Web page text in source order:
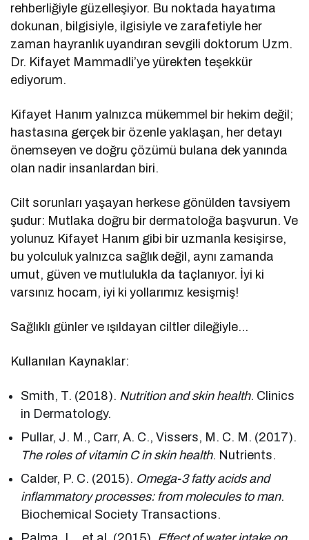
rehberliğiyle güzelleşiyor. Bu noktada hayatıma
dokunan, bilgisiyle, ilgisiyle ve zarafetiyle her
zaman hayranlık uyandıran sevgili doktorum Uzm.
Dr. Kifayet Mammadli’ye yürekten teşekkür
ediyorum.
Kifayet Hanım yalnızca mükemmel bir hekim değil;
hastasına gerçek bir özenle yaklaşan, her detayı
önemseyen ve doğru çözümü bulana dek yanında
olan nadir insanlardan biri.
Cilt sorunları yaşayan herkese gönülden tavsiyem
şudur: Mutlaka doğru bir dermatoloğa başvurun. Ve
yolunuz Kifayet Hanım gibi bir uzmanla kesişirse,
bu yolculuk yalnızca sağlık değil, aynı zamanda
umut, güven ve mutlulukla da taçlanıyor. İyi ki
varsınız hocam, iyi ki yollarımız kesişmiş!
Sağlıklı günler ve ışıldayan ciltler dileğiyle…
Kullanılan Kaynaklar:
Smith, T. (2018). Nutrition and skin health. Clinics
in Dermatology.
Pullar, J. M., Carr, A. C., Vissers, M. C. M. (2017).
The roles of vitamin C in skin health. Nutrients.
Calder, P. C. (2015). Omega-3 fatty acids and
inflammatory processes: from molecules to man.
Biochemical Society Transactions.